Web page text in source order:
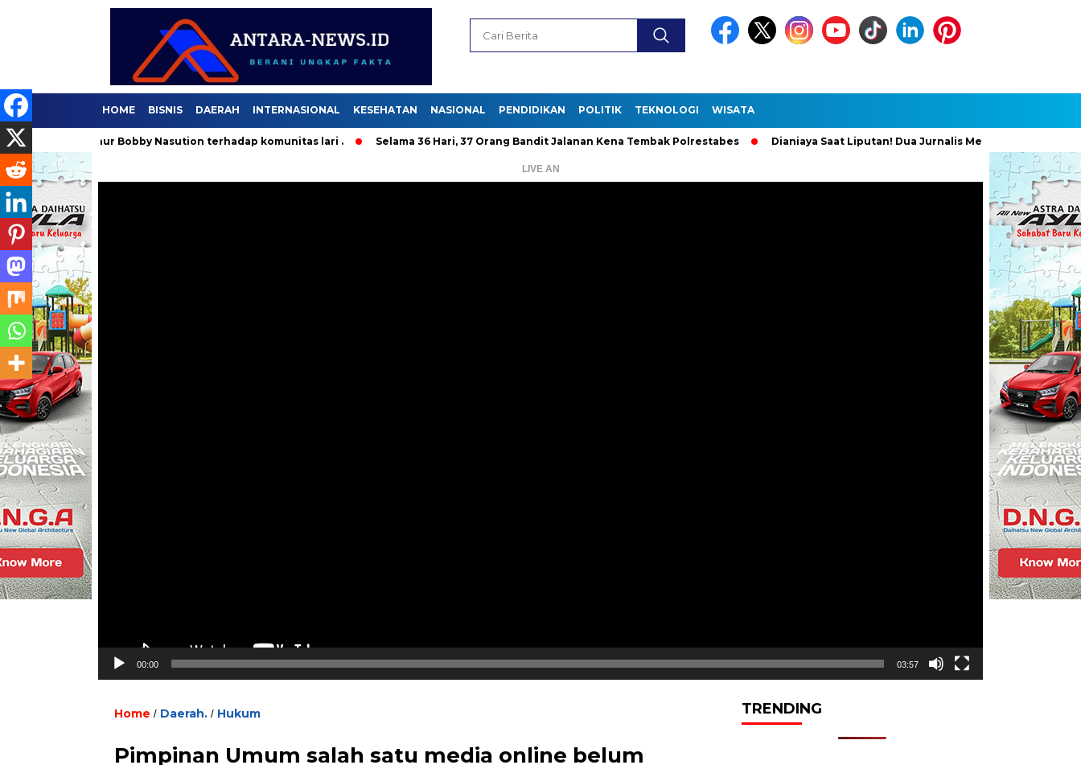
HOME BISNIS DAERAH INTERNASIONAL KESEHATAN NASIONAL PENDIDIKAN POLITIK TEKNOLOGI WISATA
Gubernur Bobby Nasution terhadap komunitas lari . Selama 36 Hari, 37 Orang Bandit Jalanan Kena Tembak Polrestabes Dianiaya Saat Liputan! Dua Jurnalis Medan Diperiksa Polisi,
LIVE AN
00:00 03:57
Home / Daerah. / Hukum
Pimpinan Umum salah satu media online belum
TRENDING